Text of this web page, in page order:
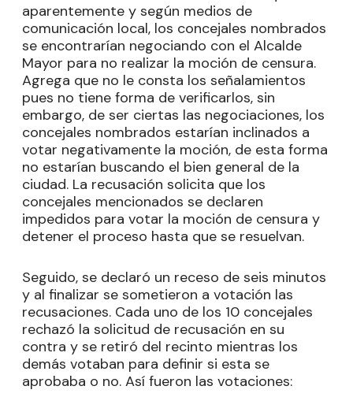
aparentemente y según medios de
comunicación local, los concejales nombrados
se encontrarían negociando con el Alcalde
Mayor para no realizar la moción de censura.
Agrega que no le consta los señalamientos
pues no tiene forma de verificarlos, sin
embargo, de ser ciertas las negociaciones, los
concejales nombrados estarían inclinados a
votar negativamente la moción, de esta forma
no estarían buscando el bien general de la
ciudad. La recusación solicita que los
concejales mencionados se declaren
impedidos para votar la moción de censura y
detener el proceso hasta que se resuelvan.
Seguido, se declaró un receso de seis minutos
y al finalizar se sometieron a votación las
recusaciones. Cada uno de los 10 concejales
rechazó la solicitud de recusación en su
contra y se retiró del recinto mientras los
demás votaban para definir si esta se
aprobaba o no. Así fueron las votaciones: